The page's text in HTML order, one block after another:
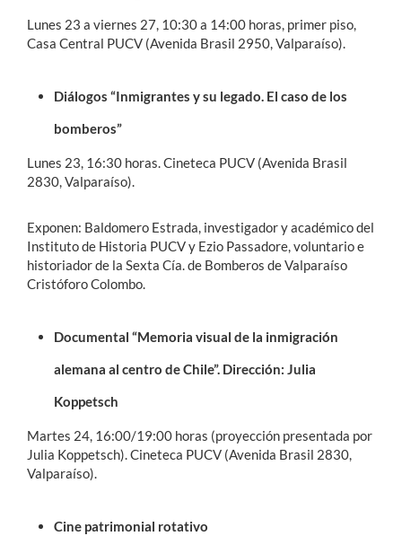
Lunes 23 a viernes 27, 10:30 a 14:00 horas, primer piso,
Casa Central PUCV (Avenida Brasil 2950, Valparaíso).
Diálogos “Inmigrantes y su legado. El caso de los
bomberos”
Lunes 23, 16:30 horas. Cineteca PUCV (Avenida Brasil
2830, Valparaíso).
Exponen: Baldomero Estrada, investigador y académico del
Instituto de Historia PUCV y Ezio Passadore, voluntario e
historiador de la Sexta Cía. de Bomberos de Valparaíso
Cristóforo Colombo.
Documental “Memoria visual de la inmigración
alemana al centro de Chile”. Dirección: Julia
Koppetsch
Martes 24, 16:00/19:00 horas (proyección presentada por
Julia Koppetsch). Cineteca PUCV (Avenida Brasil 2830,
Valparaíso).
Cine patrimonial rotativo